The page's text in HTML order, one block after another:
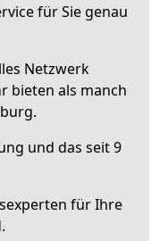
für Sie genau
Netzwerk
bieten als manch
und das seit 9
für Ihre